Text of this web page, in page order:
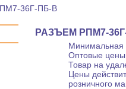
36Г-ПБ-В
РАЗЪЕМ РПМ7-
Минимальная
Оптовые цены
Товар на
Цены
розничного